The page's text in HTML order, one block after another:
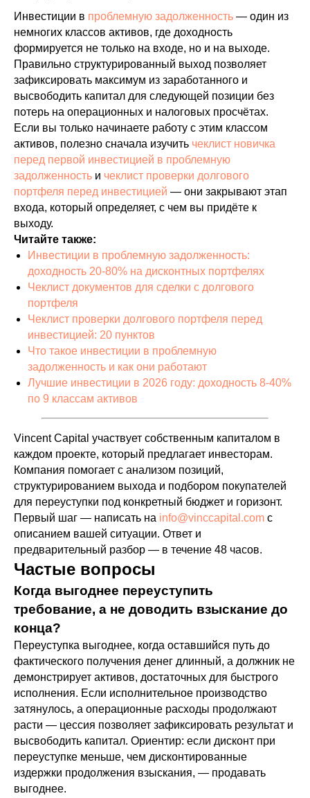
Инвестиции в проблемную задолженность — один из
немногих классов активов, где доходность
формируется не только на входе, но и на выходе.
Правильно структурированный выход позволяет
зафиксировать максимум из заработанного и
высвободить капитал для следующей позиции без
потерь на операционных и налоговых просчётах.
Если вы только начинаете работу с этим классом
активов, полезно сначала изучить чеклист новичка
перед первой инвестицией в проблемную
задолженность и чеклист проверки долгового
портфеля перед инвестицией — они закрывают этап
входа, который определяет, с чем вы придёте к
выходу.
Читайте также:
Инвестиции в проблемную задолженность:
доходность 20-80% на дисконтных портфелях
Чеклист документов для сделки с долгового
портфеля
Чеклист проверки долгового портфеля перед
инвестицией: 20 пунктов
Что такое инвестиции в проблемную
задолженность и как они работают
Лучшие инвестиции в 2026 году: доходность 8-40%
по 9 классам активов
Vincent Capital участвует собственным капиталом в
каждом проекте, который предлагает инвесторам.
Компания помогает с анализом позиций,
структурированием выхода и подбором покупателей
для переуступки под конкретный бюджет и горизонт.
Первый шаг — написать на info@vinccapital.com с
описанием вашей ситуации. Ответ и
предварительный разбор — в течение 48 часов.
Частые вопросы
Когда выгоднее переуступить
требование, а не доводить взыскание до
конца?
Переуступка выгоднее, когда оставшийся путь до
фактического получения денег длинный, а должник не
демонстрирует активов, достаточных для быстрого
исполнения. Если исполнительное производство
затянулось, а операционные расходы продолжают
расти — цессия позволяет зафиксировать результат и
высвободить капитал. Ориентир: если дисконт при
переуступке меньше, чем дисконтированные
издержки продолжения взыскания, — продавать
выгоднее.